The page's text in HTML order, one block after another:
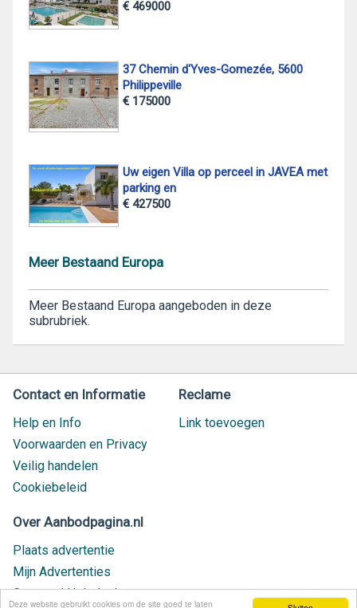
Deze website gebruikt cookies om de site goed te laten
€ 469000
37 Chemin d'Yves-Gomezée, 5600
Philippeville
€ 175000
Uw eigen Villa op perceel in JAVEA met
parking en
€ 427500
Meer Bestaand Europa
Meer Bestaand Europa aangeboden in deze
subrubriek.
Contact en Informatie
Help en Info
Voorwaarden en Privacy
Veilig handelen
Cookiebeleid
Reclame
Link toevoegen
Over Aanbodpagina.nl
Plaats advertentie
Mijn Advertenties
Contact / Helpdesk